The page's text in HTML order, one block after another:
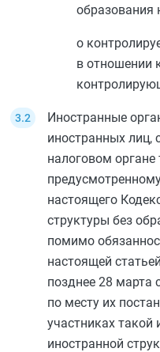
образования
о
в отношении
Иностранные
иностранных лиц,
налоговом
настоящего
структуры без
помимо
настоящей
позднее 28 марта
по месту их
участниках такой
иностранной